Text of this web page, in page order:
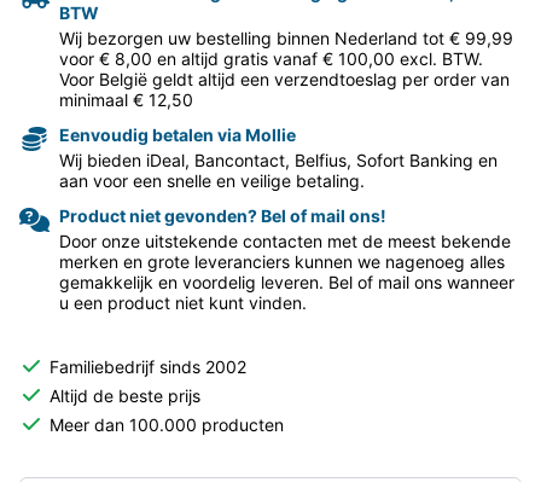
BTW
Wij bezorgen uw bestelling binnen Nederland tot € 99,99
voor € 8,00 en altijd gratis vanaf € 100,00 excl. BTW.
Voor België geldt altijd een verzendtoeslag per order van
minimaal € 12,50
Eenvoudig betalen via Mollie
Wij bieden iDeal, Bancontact, Belfius, Sofort Banking en
aan voor een snelle en veilige betaling.
Product niet gevonden? Bel of mail ons!
Door onze uitstekende contacten met de meest bekende
merken en grote leveranciers kunnen we nagenoeg alles
gemakkelijk en voordelig leveren. Bel of mail ons wanneer
u een product niet kunt vinden.
Familiebedrijf sinds 2002
Altijd de beste prijs
Meer dan 100.000 producten